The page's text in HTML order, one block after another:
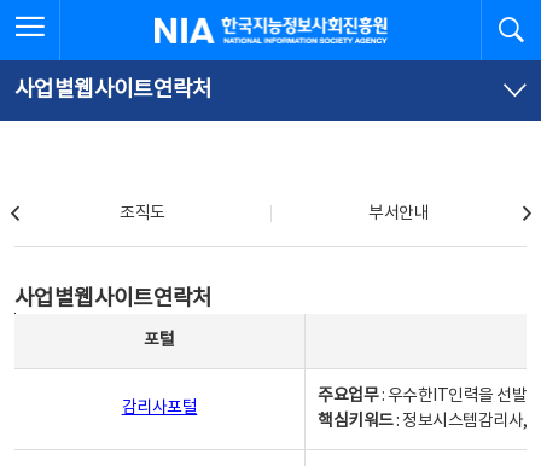
문
로
가
체
뉴
바
가
한국지능정보사회진흥원
사업별웹사이트연락처
조직도 부서안내
사업별웹사이트연락처
포털
감리사포털
주요업무: 우수한IT인력을 선발
핵심키워드: 정보시스템감리사,